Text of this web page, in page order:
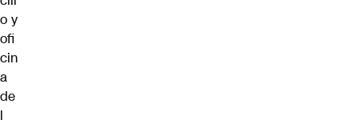
o y
ofi
cin
a
de
l